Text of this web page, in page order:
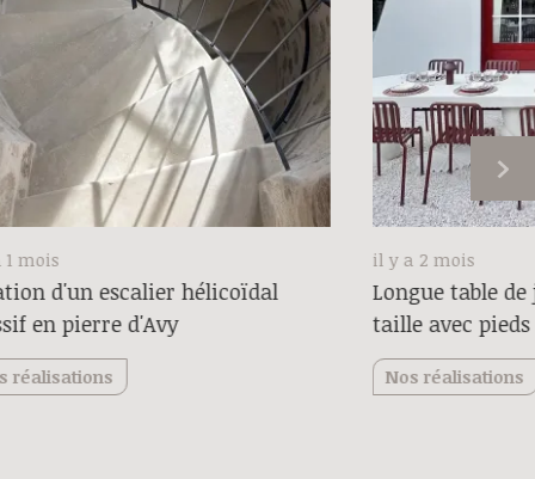
mois
d'un escalier hélicoïdal
en pierre d'Avy
réalisations
il y a 2 mois
Longue table
taille avec
Nos réalisations